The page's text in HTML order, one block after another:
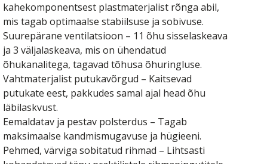
kahekomponentsest plastmaterjalist rõnga abil,
mis tagab optimaalse stabiilsuse ja sobivuse.
Suurepärane ventilatsioon – 11 õhu sisselaskeava
ja 3 väljalaskeava, mis on ühendatud
õhukanalitega, tagavad tõhusa õhuringluse.
Vahtmaterjalist putukavõrgud – Kaitsevad
putukate eest, pakkudes samal ajal head õhu
läbilaskvust.
Eemaldatav ja pestav polsterdus – Tagab
maksimaalse kandmismugavuse ja hügieeni.
Pehmed, värviga sobitatud rihmad – Lihtsasti